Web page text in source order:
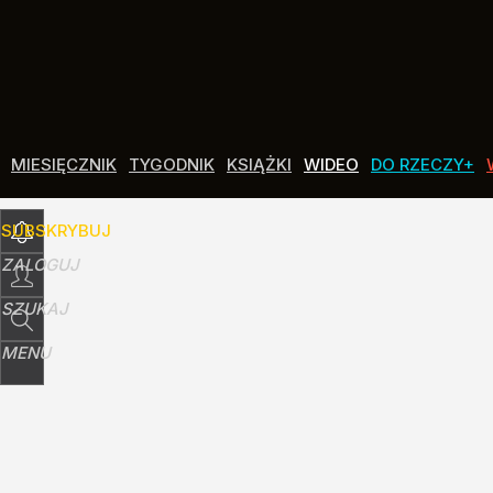
MIESIĘCZNIK TYGODNIK KSIĄŻKI WIDEO DO RZECZY+
SUBSKRYBUJ
ZALOGUJ
SZUKAJ
MENU